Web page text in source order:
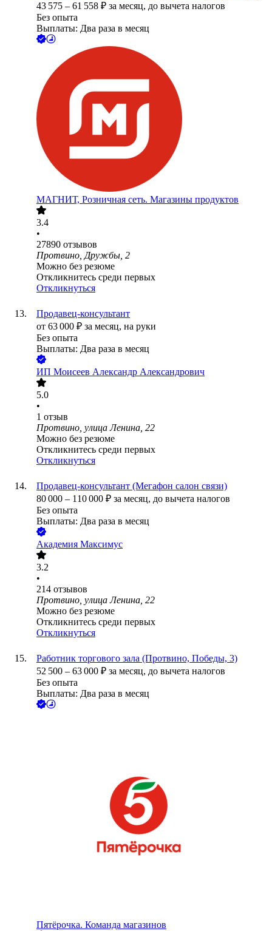
43 575 – 61 558 ₽ за месяц, до вычета налогов
Без опыта
Выплаты: Два раза в месяц
МАГНИТ, Розничная сеть. Магазины продуктов
3.4
•
27890 отзывов
Протвино, Дружбы, 2
Можно без резюме
Откликнитесь среди первых
Откликнуться
Продавец-консультант
от 63 000 ₽ за месяц, на руки
Без опыта
Выплаты: Два раза в месяц
ИП Моисеев Александр Александрович
5.0
•
1 отзыв
Протвино, улица Ленина, 22
Можно без резюме
Откликнитесь среди первых
Откликнуться
Продавец-консультант (Мегафон салон связи)
80 000 – 110 000 ₽ за месяц, до вычета налогов
Без опыта
Выплаты: Два раза в месяц
Академия Максимус
3.2
•
214 отзывов
Протвино, улица Ленина, 22
Можно без резюме
Откликнитесь среди первых
Откликнуться
Работник торгового зала (Протвино, Победы, 3)
52 500 – 63 000 ₽ за месяц, до вычета налогов
Без опыта
Выплаты: Два раза в месяц
Пятёрочка. Команда магазинов